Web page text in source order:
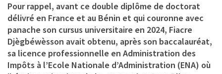
Pour rappel, avant ce double diplôme de doctorat
délivré en France et au Bénin et qui couronne avec
panache son cursus universitaire en 2024, Fiacre
Djègbéwèsson avait obtenu, après son baccalauréat,
sa licence professionnelle en Administration des
Impôts à l’Ecole Nationale d’Administration (ENA) où